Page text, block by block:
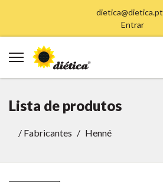
dietica@dietica.pt
Entrar
Lista de produtos
/ Fabricantes Henné